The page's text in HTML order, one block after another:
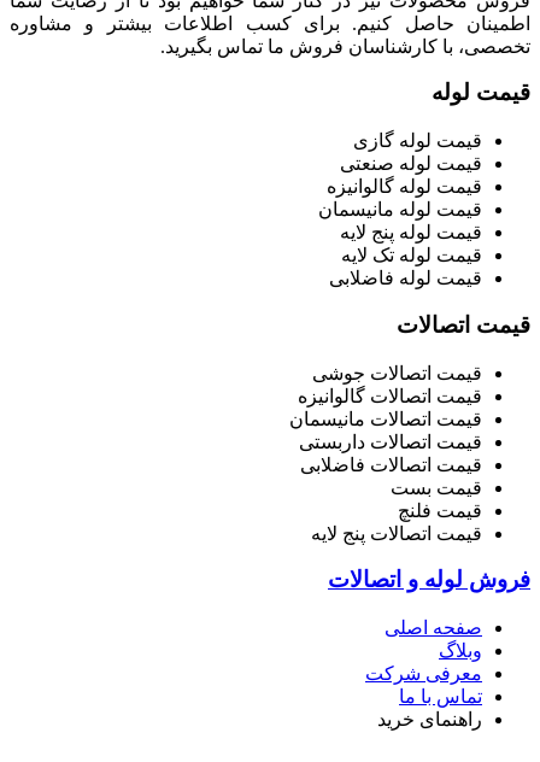
اطمینان حاصل کنیم. برای کسب اطلاعات بیشتر و مشاوره
تخصصی، با کارشناسان فروش ما تماس بگیرید.
قیمت لوله
قیمت لوله گازی
قیمت لوله صنعتی
قیمت لوله گالوانیزه
قیمت لوله مانیسمان
قیمت لوله پنج لایه
قیمت لوله تک لایه
قیمت لوله فاضلابی
قیمت اتصالات
قیمت اتصالات جوشی
قیمت اتصالات گالوانیزه
قیمت اتصالات مانیسمان
قیمت اتصالات داربستی
قیمت اتصالات فاضلابی
قیمت بست
قیمت فلنچ
قیمت اتصالات پنج لایه
فروش لوله و اتصالات
صفحه اصلی
وبلاگ
معرفی شرکت
تماس با ما
راهنمای خرید